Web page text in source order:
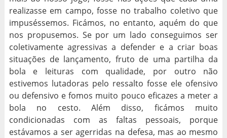
realizasse em campo, fosse no trabalho coletivo que
impuséssemos. Ficámos, no entanto, aquém do que
nos propusemos. Se por um lado conseguimos ser
coletivamente agressivas a defender e a criar boas
situações de lançamento, fruto de uma partilha da
bola e leituras com qualidade, por outro não
estivemos lutadoras pelo ressalto fosse ele ofensivo
ou defensivo e fomos muito pouco eficazes a meter a
bola no cesto. Além disso, ficámos muito
condicionadas com as faltas pessoais, porque
estávamos a ser agerridas na defesa, mas ao mesmo